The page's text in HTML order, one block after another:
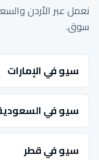
نعمل عبر الأردن
سوق.
سيو في الإمارات
سيو في
سيو في قطر